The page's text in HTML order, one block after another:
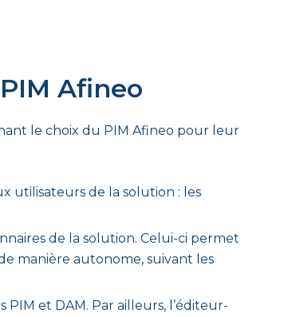
Afineo
le choix du PIM Afineo pour leur
utilisateurs de la solution : les
de la solution. Celui-ci permet
manière autonome, suivant les
PIM et DAM. Par ailleurs, l’éditeur-